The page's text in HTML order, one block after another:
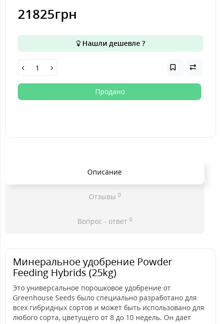
21825грн
Нашли дешевле ?
Продано
Описание
Отзывы 0
Вопрос - ответ 0
Минеральное удобрение Powder
Feeding Hybrids (25kg)
Это универсальное порошковое удобрение от
Greenhouse Seeds было специально разработано для
всех гибридных сортов и может быть использовано для
любого сорта, цветущего от 8 до 10 недель. Он дает